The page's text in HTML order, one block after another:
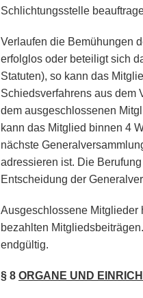
Schlichtungsstelle
Verlaufen die Bemühungen
erfolglos oder beteiligt sich
Statuten), so kann das
Schiedsverfahrens aus dem
dem ausgeschlossenen
kann das Mitglied binnen 4
nächste
adressieren ist. Die
Entscheidung der
Ausgeschlossene Mitglieder
bezahlten
endgültig.
§ 8 ORGANE UND